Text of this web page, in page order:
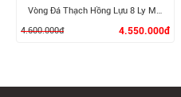
Vòng Đá Thạch Hồng Lựu 8 Ly Mix Charm Hoa Hồng, Bi vàng 24K
4.600.000đ
4.550.000đ